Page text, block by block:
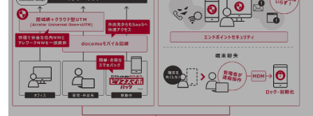
業績
決算公告
電子公告
基礎的電気通信役務損益明細表
採用情報